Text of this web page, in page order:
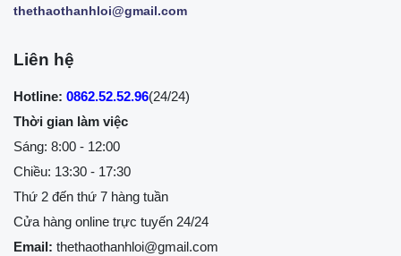
thethaothanhloi@gmail.com
Liên hệ
Hotline: 0862.52.52.96(24/24)
Thời gian làm việc
Sáng: 8:00 - 12:00
Chiều: 13:30 - 17:30
Thứ 2 đến thứ 7 hàng tuần
Cửa hàng online trực tuyến 24/24
Email: thethaothanhloi@gmail.com